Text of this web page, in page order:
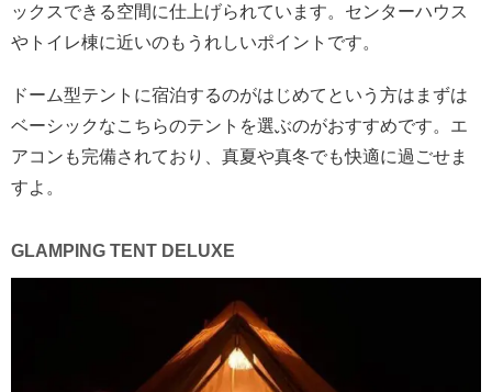
ックスできる空間に仕上げられています。センターハウス
やトイレ棟に近いのもうれしいポイントです。
ドーム型テントに宿泊するのがはじめてという方はまずは
ベーシックなこちらのテントを選ぶのがおすすめです。エ
アコンも完備されており、真夏や真冬でも快適に過ごせま
すよ。
GLAMPING TENT DELUXE